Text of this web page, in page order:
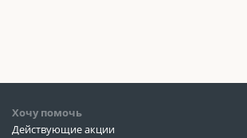
Хочу помочь
Действующие акции